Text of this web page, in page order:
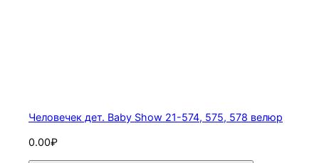
Человечек дет. Baby Show 21-574, 575, 578 велюр
0.00₽